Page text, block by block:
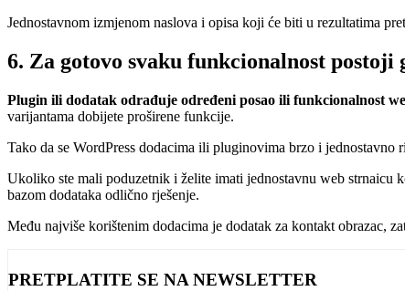
Jednostavnom izmjenom naslova i opisa koji će biti u rezultatima
6. Za gotovo svaku funkcionalnost postoji
Plugin ili dodatak odrađuje određeni posao ili funkcionalnost
varijantama dobijete proširene funkcije.
Tako da se WordPress dodacima ili pluginovima brzo i jednostavno
Ukoliko ste mali poduzetnik i želite imati jednostavnu web strnaicu
bazom dodataka odlično rješenje.
Među najviše korištenim dodacima je dodatak za kontakt obrazac,
PRETPLATITE SE NA NEWSLETTER